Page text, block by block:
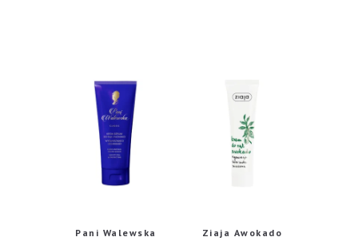
Pani Walewska
Ziaja Awokado